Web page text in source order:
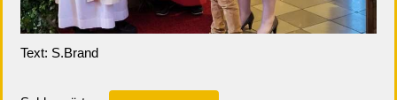
Text: S.Brand